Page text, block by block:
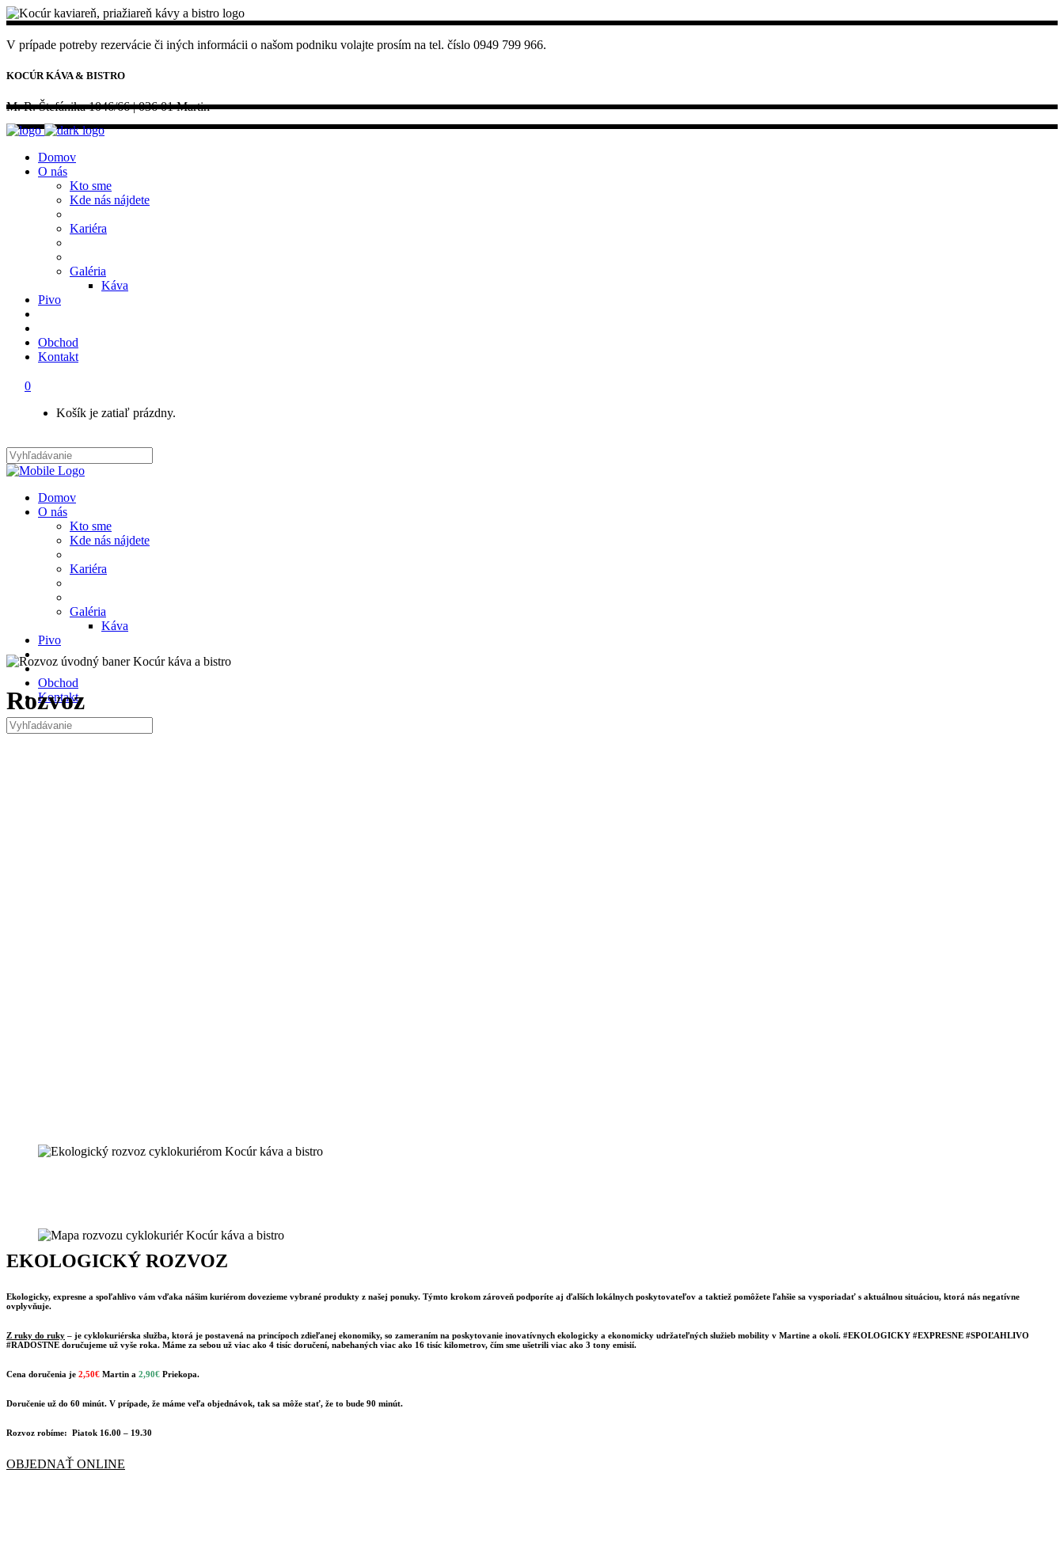
V prípade potreby rezervácie či iných informácii o našom podniku volajte prosím na tel. číslo 0949 799 966.
KOCÚR KÁVA & BISTRO
M. R. Štefánika 1046/66 | 036 01 Martin
Domov
O nás
Kto sme
Kde nás nájdete
Kariéra
Galéria
Káva
Pivo
Obchod
Kontakt
0
Košík je zatiaľ prázdny.
Domov
O nás
Kto sme
Kde nás nájdete
Kariéra
Galéria
Káva
Pivo
Obchod
Kontakt
Rozvoz
EKOLOGICKÝ ROZVOZ
Ekologicky, expresne a spoľahlivo vám vďaka nášim kuriérom dovezieme vybrané produkty z našej ponuky. Týmto krokom zároveň podporíte aj ďalších lokálnych poskytovateľov a taktiež pomôžete ľahšie sa vysporiadať s aktuálnou situáciou, ktorá nás negatívne
ovplyvňuje.
Z ruky do ruky – je cyklokuriérska služba, ktorá je postavená na princípoch zdieľanej ekonomiky, so zameraním na poskytovanie inovatívnych ekologicky a ekonomicky udržateľných služieb mobility v Martine a okolí. #EKOLOGICKY #EXPRESNE #SPOĽAHLIVO
#RADOSTNE doručujeme už vyše roka. Máme za sebou už viac ako 4 tisíc doručení, nabehaných viac ako 16 tisíc kilometrov, čím sme ušetrili viac ako 3 tony emisií.
Cena doručenia je 2,50€ Martin a 2,90€ Priekopa.
Doručenie už do 60 minút. V prípade, že máme veľa objednávok, tak sa môže stať, že to bude 90 minút.
Rozvoz robíme: Piatok 16.00 – 19.30
OBJEDNAŤ ONLINE